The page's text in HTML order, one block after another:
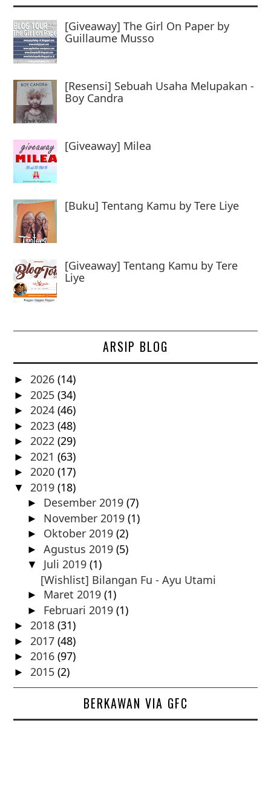
[Giveaway] The Girl On Paper by
Guillaume Musso
[Resensi] Sebuah Usaha Melupakan -
Boy Candra
[Giveaway] Milea
[Buku] Tentang Kamu by Tere Liye
[Giveaway] Tentang Kamu by Tere
Liye
ARSIP BLOG
►2026(14)
► 2025(34)
►2024(46)
► 2023(48)
►2022(29)
► 2021(63)
►2020(17)
▼ 2019(18)
► Desember 2019 (7)
► November 2019 (1)
► Oktober 2019 (2)
► Agustus 2019 (5)
▼ Juli 2019 (1)
[Wishlist] Bilangan Fu - Ayu Utami
► Maret 2019 (1)
► Februari 2019 (1)
►2018(31)
► 2017(48)
►2016(97)
► 2015(2)
BERKAWAN VIA GFC